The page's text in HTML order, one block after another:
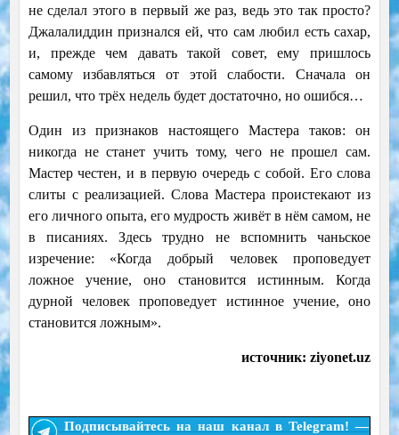
не сделал этого в первый же раз, ведь это так просто?
Джалалиддин признался ей, что сам любил есть сахар,
и, прежде чем давать такой совет, ему пришлось
самому избавляться от этой слабости. Сначала он
решил, что трёх недель будет достаточно, но ошибся…
Один из признаков настоящего Мастера таков: он
никогда не станет учить тому, чего не прошел сам.
Мастер честен, и в первую очередь с собой. Его слова
слиты с реализацией. Слова Мастера проистекают из
его личного опыта, его мудрость живёт в нём самом, не
в писаниях. Здесь трудно не вспомнить чаньское
изречение: «Когда добрый человек проповедует
ложное учение, оно становится истинным. Когда
дурной человек проповедует истинное учение, оно
становится ложным».
источник: ziyonet.uz
Подписывайтесь на наш канал в Telegram! —